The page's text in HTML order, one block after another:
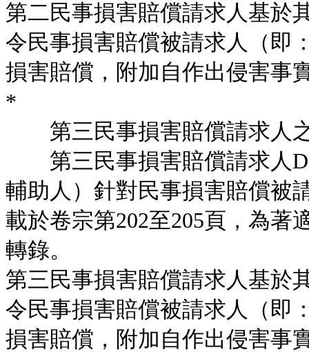
第二民事損害賠償請求人基於
令民事損害賠償被請求人（即
損害賠償，附加自作出侵害事
*
第三民事損害賠償請求人
第三民事損害賠償請求人De
輔助人）針對民事損害賠償被
載於卷宗第202至205頁，為著
轉錄。
第三民事損害賠償請求人基於
令民事損害賠償被請求人（即
損害賠償，附加自作出侵害事